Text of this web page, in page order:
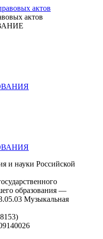
актов
и науки Российской
образования —
Музыкальная